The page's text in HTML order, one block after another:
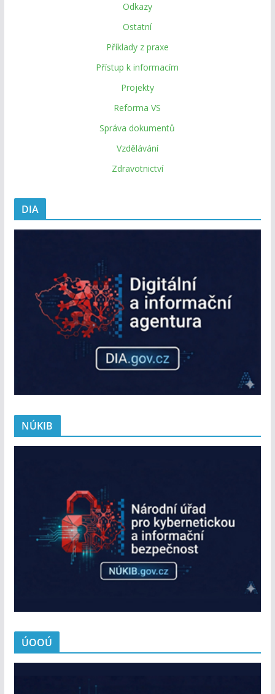
Odkazy
Ostatní
Příklady z praxe
Přístup k informacím
Projekty
Reforma VS
Správa dokumentů
Vzdělávání
Zdravotnictví
DIA
NÚKIB
ÚOOÚ